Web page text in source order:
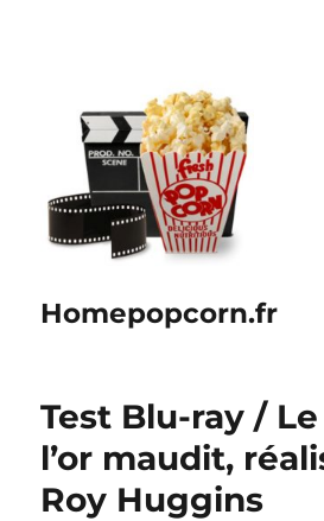
Homepopcorn.fr
Test Blu-ray /
l’or maudit,
Roy Huggins